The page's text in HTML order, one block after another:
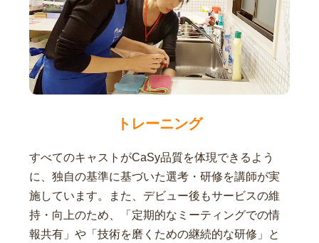
トレーニング
すべてのキャストがCaSy品質を体現できるよう
に、独自の基準に基づいた選考・研修を講師が実
施しています。また、デビュー後もサービスの維
持・向上のため、「定期的なミーティングでの情
報共有」や「技術を磨くための継続的な研修」と